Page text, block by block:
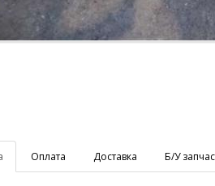
Оплата Доставка Б/У